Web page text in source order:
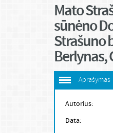
Mato
sūnėno
Strašuno
Berlynas,
Aprašymas
Autorius:
Data: